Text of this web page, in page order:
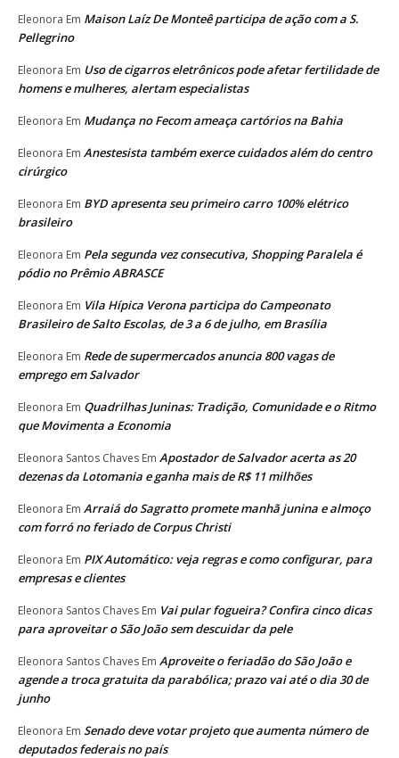
Eleonora Em Maison Laíz De Monteê participa de ação com a S.
Pellegrino
Eleonora Em Uso de cigarros eletrônicos pode afetar fertilidade de
homens e mulheres, alertam especialistas
Eleonora Em Mudança no Fecom ameaça cartórios na Bahia
Eleonora Em Anestesista também exerce cuidados além do centro
cirúrgico
Eleonora Em BYD apresenta seu primeiro carro 100% elétrico
brasileiro
Eleonora Em Pela segunda vez consecutiva, Shopping Paralela é
pódio no Prêmio ABRASCE
Eleonora Em Vila Hípica Verona participa do Campeonato
Brasileiro de Salto Escolas, de 3 a 6 de julho, em Brasília
Eleonora Em Rede de supermercados anuncia 800 vagas de
emprego em Salvador
Eleonora Em Quadrilhas Juninas: Tradição, Comunidade e o Ritmo
que Movimenta a Economia
Eleonora Santos Chaves Em Apostador de Salvador acerta as 20
dezenas da Lotomania e ganha mais de R$ 11 milhões
Eleonora Em Arraiá do Sagratto promete manhã junina e almoço
com forró no feriado de Corpus Christi
Eleonora Em PIX Automático: veja regras e como configurar, para
empresas e clientes
Eleonora Santos Chaves Em Vai pular fogueira? Confira cinco dicas
para aproveitar o São João sem descuidar da pele
Eleonora Santos Chaves Em Aproveite o feriadão do São João e
agende a troca gratuita da parabólica; prazo vai até o dia 30 de
junho
Eleonora Em Senado deve votar projeto que aumenta número de
deputados federais no país